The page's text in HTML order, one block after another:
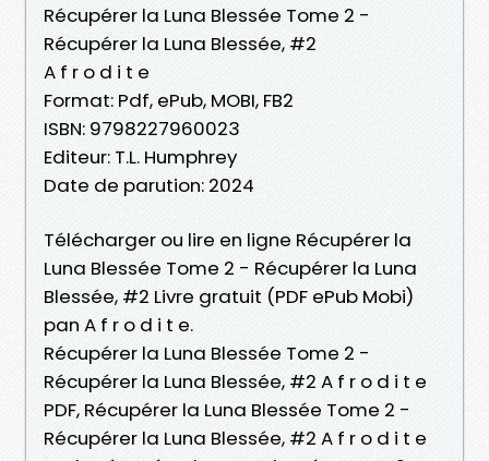
Récupérer la Luna Blessée Tome 2 -
Récupérer la Luna Blessée, #2
A f r o d i t e
Format: Pdf, ePub, MOBI, FB2
ISBN: 9798227960023
Editeur: T.L. Humphrey
Date de parution: 2024
Télécharger ou lire en ligne Récupérer la
Luna Blessée Tome 2 - Récupérer la Luna
Blessée, #2 Livre gratuit (PDF ePub Mobi)
pan A f r o d i t e.
Récupérer la Luna Blessée Tome 2 -
Récupérer la Luna Blessée, #2 A f r o d i t e
PDF, Récupérer la Luna Blessée Tome 2 -
Récupérer la Luna Blessée, #2 A f r o d i t e